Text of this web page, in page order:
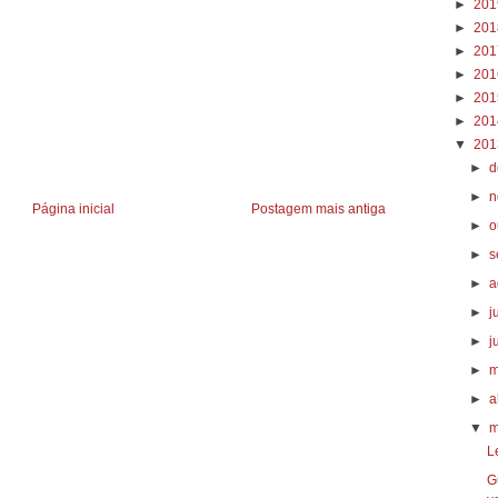
Postagem mais antiga
Página inicial
►
►
►
►
►
►
▼
►
►
►
►
►
►
►
►
►
▼